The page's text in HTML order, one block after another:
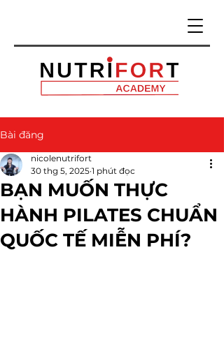
Bài đăng
BẠN MUỐN THỰC
HÀNH PILATES CHUẨN
QUỐC TẾ MIỄN PHÍ?
nicolenutrifort
30 thg 5, 2025 1 phút đọc